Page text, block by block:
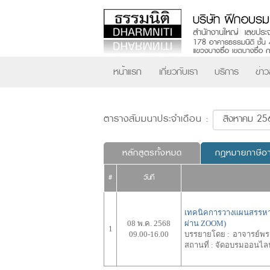
หน้าแรก เกี่ยวกับเรา บริการ ข่า
ตารางสัมมนาประจำเดือน :
หลักสูตรทั้งหมด กฎหมายภาษีอ
# วันที่
1
08 พ.ค. 2568
09.00-16.00
เทคนิคการวางแผนสรร
ผ่าน ZOOM)
บรรยายโดย : อาจารย์พ
สถานที่ : จัดอบรมออนไล